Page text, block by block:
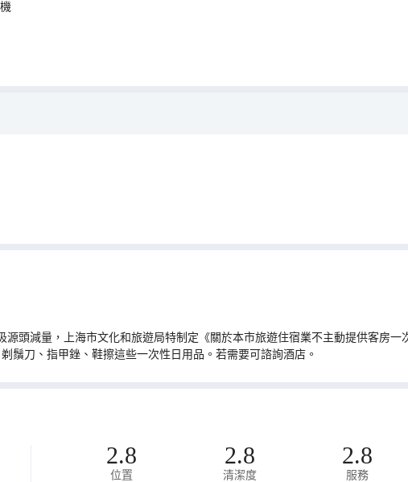
頭減量，上海市文化和旅遊局特制定《關於本市旅遊住宿業不主動提供客房一
鬚刀、指甲銼、鞋擦這些一次性日用品。若需要可諮詢酒店。
2.8
位置
2.8
清潔度
2.8
服務